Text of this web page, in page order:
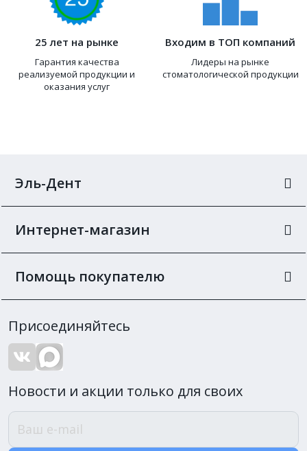
25 лет на рынке
Гарантия качества
реализуемой продукции и
оказания услуг
Входим в ТОП компаний
Лидеры на рынке
стоматологической продукции
Эль-Дент
Интернет-магазин
Помощь покупателю
Присоединяйтесь
Новости и акции только для своих